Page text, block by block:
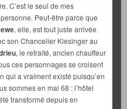
C’est le seul de mes
Peut-être parce que
, elle, est tout juste arrivée
son Chancelier Kiesinger au
, le retraité, ancien chauffeur
ces personnages se croisent
qui a vraiment existé puisqu’en
sommes en mai 68 : l’hôtel
transformé depuis en